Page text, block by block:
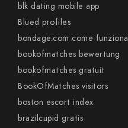
blk dating mobile app
Blued profiles
bondage.com come funziona
bookofmatches bewertung
bookofmatches gratuit
BookOfMatches visitors
boston escort index
brazilcupid gratis